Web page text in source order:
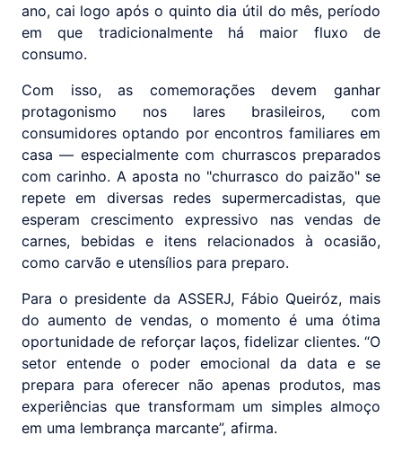
ano, cai logo após o quinto dia útil do mês, período
em que tradicionalmente há maior fluxo de
consumo.
Com isso, as comemorações devem ganhar
protagonismo nos lares brasileiros, com
consumidores optando por encontros familiares em
casa — especialmente com churrascos preparados
com carinho. A aposta no "churrasco do paizão" se
repete em diversas redes supermercadistas, que
esperam crescimento expressivo nas vendas de
carnes, bebidas e itens relacionados à ocasião,
como carvão e utensílios para preparo.
Para o presidente da ASSERJ, Fábio Queiróz, mais
do aumento de vendas, o momento é uma ótima
oportunidade de reforçar laços, fidelizar clientes. “O
setor entende o poder emocional da data e se
prepara para oferecer não apenas produtos, mas
experiências que transformam um simples almoço
em uma lembrança marcante”, afirma.